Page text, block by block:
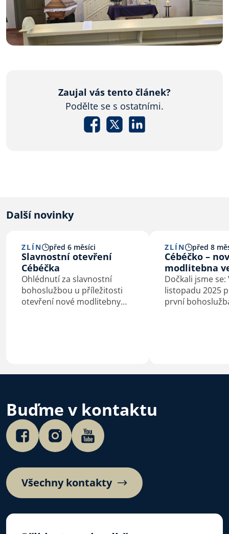
Zaujal vás tento článek?
Podělte se s ostatními.
Další novinky
ZLÍN před 6 měsíci
Slavnostní otevření
Cébéčka
Ohlédnutí za slavnostní
bohoslužbou u příležitosti
otevření nové modlitebny
ZLÍN před 8
Cébéčko –
modlitebna
Dočkali jsme se:
listopadu 2025
první
Buďme v kontaktu
Všechny kontakty